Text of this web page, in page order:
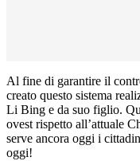
Al fine di garantire il
creato questo sistema
Li Bing e da suo figlio.
ovest rispetto all’attuale
serve ancora oggi i
oggi!